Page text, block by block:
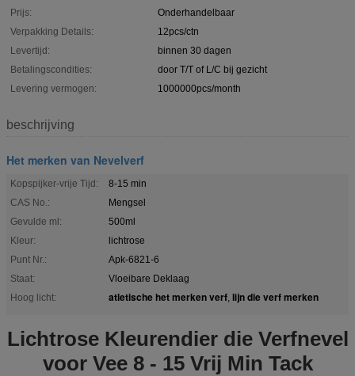
Prijs:
Onderhandelbaar
Verpakking Details:
12pcs/ctn
Levertijd:
binnen 30 dagen
Betalingscondities:
door T/T of L/C bij gezicht
Levering vermogen:
1000000pcs/month
beschrijving
Het merken van Nevelverf
Kopspijker-vrije Tijd:
8-15 min
CAS No.:
Mengsel
Gevulde ml:
500ml
Kleur:
lichtrose
Punt Nr.:
Apk-6821-6
Staat:
Vloeibare Deklaag
Hoog licht:
atletische het merken verf, lijn die verf merken
Lichtrose Kleurendier die Verfnevel
voor Vee 8 - 15 Vrij Min Tack